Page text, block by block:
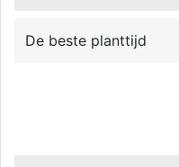
De beste planttijd